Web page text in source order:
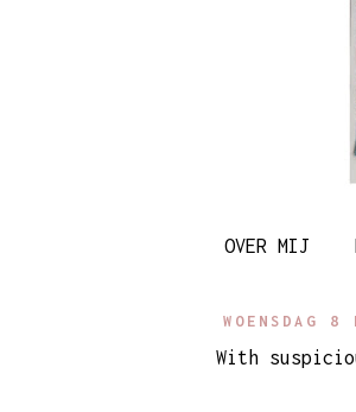
OVER MIJ
WOENSDAG 8
With